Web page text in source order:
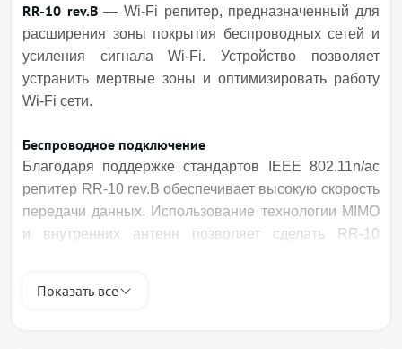
RR-10 rev.B— Wi-Fi репитер, предназначенный для
расширения зоны покрытия беспроводных сетей и
усиления сигнала Wi-Fi. Устройство позволяет
устранить мертвые зоны и оптимизировать работу
Wi-Fi сети.
Беспроводное подключение
Благодаря поддержке стандартов IEEE 802.11n/ac
репитер RR-10 rev.B обеспечивает высокую скорость
передачи данных. Использование технологии MIMO
и внутренних антенн позволяет сделать RR-10
качественную передачу мультимедиа 4K-контента.
Показать все